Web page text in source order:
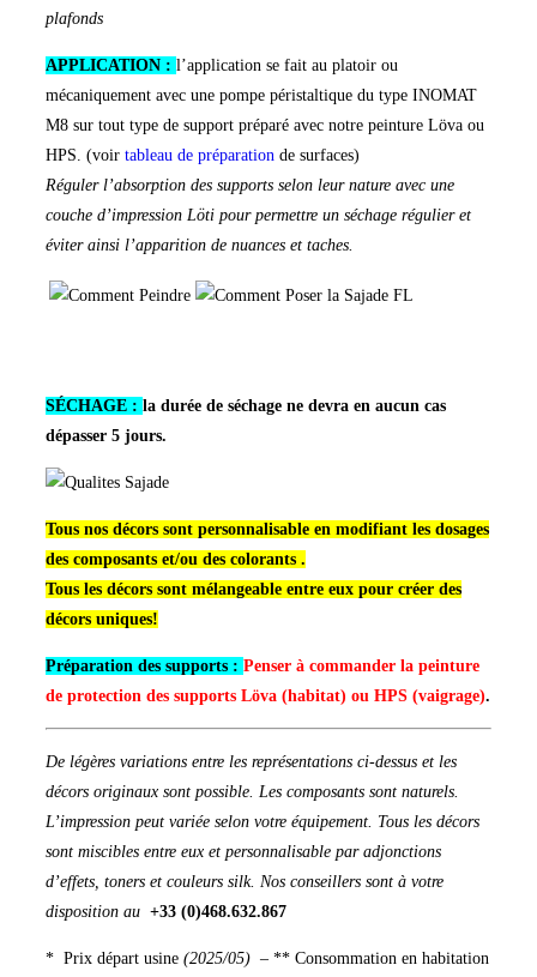
plafonds
APPLICATION : l’application se fait au platoir ou
mécaniquement avec une pompe péristaltique du type INOMAT
M8 sur tout type de support préparé avec notre peinture Löva ou
HPS. (voir tableau de préparation de surfaces)
Réguler l’absorption des supports selon leur nature avec une
couche d’impression Löti pour permettre un séchage régulier et
éviter ainsi l’apparition de nuances et taches.
SÉCHAGE : la durée de séchage ne devra en aucun cas
dépasser 5 jours.
Tous nos décors sont personnalisable en modifiant les dosages
des composants et/ou des colorants .
Tous les décors sont mélangeable entre eux pour créer des
décors uniques!
Préparation des supports : Penser à commander la peinture
de protection des supports Löva (habitat) ou HPS (vaigrage).
De légères variations entre les représentations ci-dessus et les
décors originaux sont possible. Les composants sont naturels.
L’impression peut variée selon votre équipement. Tous les décors
sont miscibles entre eux et personnalisable par adjonctions
d’effets, toners et couleurs silk. Nos conseillers sont à votre
disposition au +33 (0)468.632.867
* Prix départ usine (2025/05) – ** Consommation en habitation